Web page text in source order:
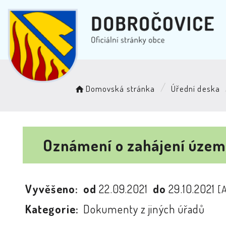
Domovská stránka Úřední deska
Oznámení o zahájení
Vyvěšeno: od22.09.2021 do29.10.2021
Kategorie: Dokumenty z jiných úřadů